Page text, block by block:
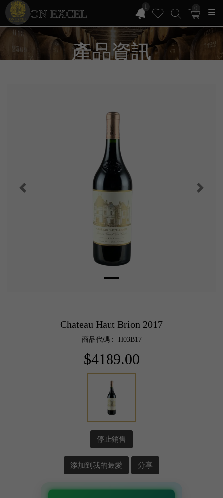
ON EXCEL
1 0
產品資訊
Chateau Haut Brion 2017
商品代碼： H03B17
$4189.00
停止銷售
添加到我的最愛 分享